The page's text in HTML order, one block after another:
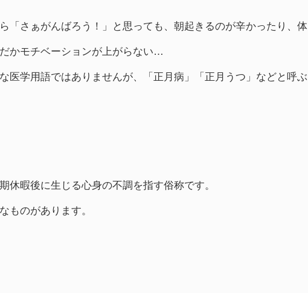
「さぁがんばろう！」と思っても、朝起きるのが辛かったり、体
かモチベーションが上がらない…
医学用語ではありませんが、「正月病」「正月うつ」などと呼ぶ
休暇後に生じる心身の不調を指す俗称です。
ものがあります。